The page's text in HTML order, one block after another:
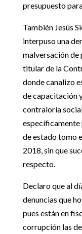
presupuesto
También Jesús
interpuso una
malversación de
titular de la
donde canalizo
de capacitación
contraloría
específicamente
de estado tomo
2018, sin que
respecto.
Declaro que al
denuncias que
pues están en
corrupción las